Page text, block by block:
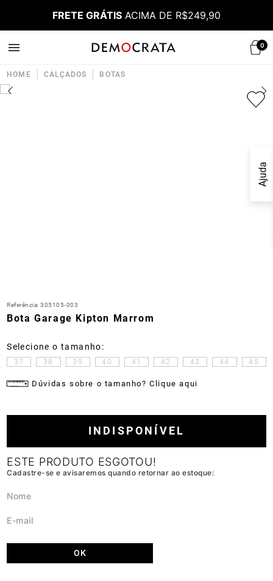
FRETE GRÁTIS ACIMA DE R$249,90
0
Ajuda
HOME CALÇADOS BOTAS
Referência:305105-003
Bota Garage Kipton Marrom
37 38 39 40 41 42 43 44 45
Dúvidas sobre o tamanho? Clique aqui
INDISPONÍVEL